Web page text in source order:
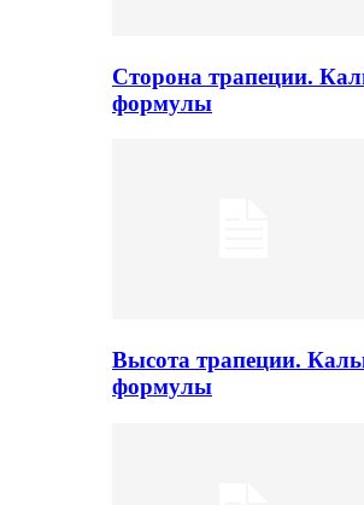
Сторона трапеции.
формулы
Высота трапеции.
формулы